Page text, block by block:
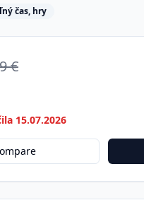
čas, hry
€
15.07.2026